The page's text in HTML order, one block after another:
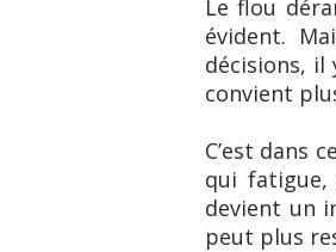
Le flou
évident.
décisions, il
convient
C’est dans
qui fatigue,
devient un
peut plus